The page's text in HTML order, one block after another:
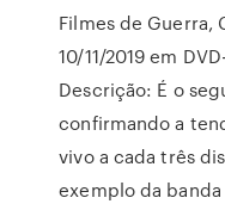
Filmes de Guerra,
10/11/2019 em
Descrição: É o
confirmando a
vivo a cada três
exemplo da